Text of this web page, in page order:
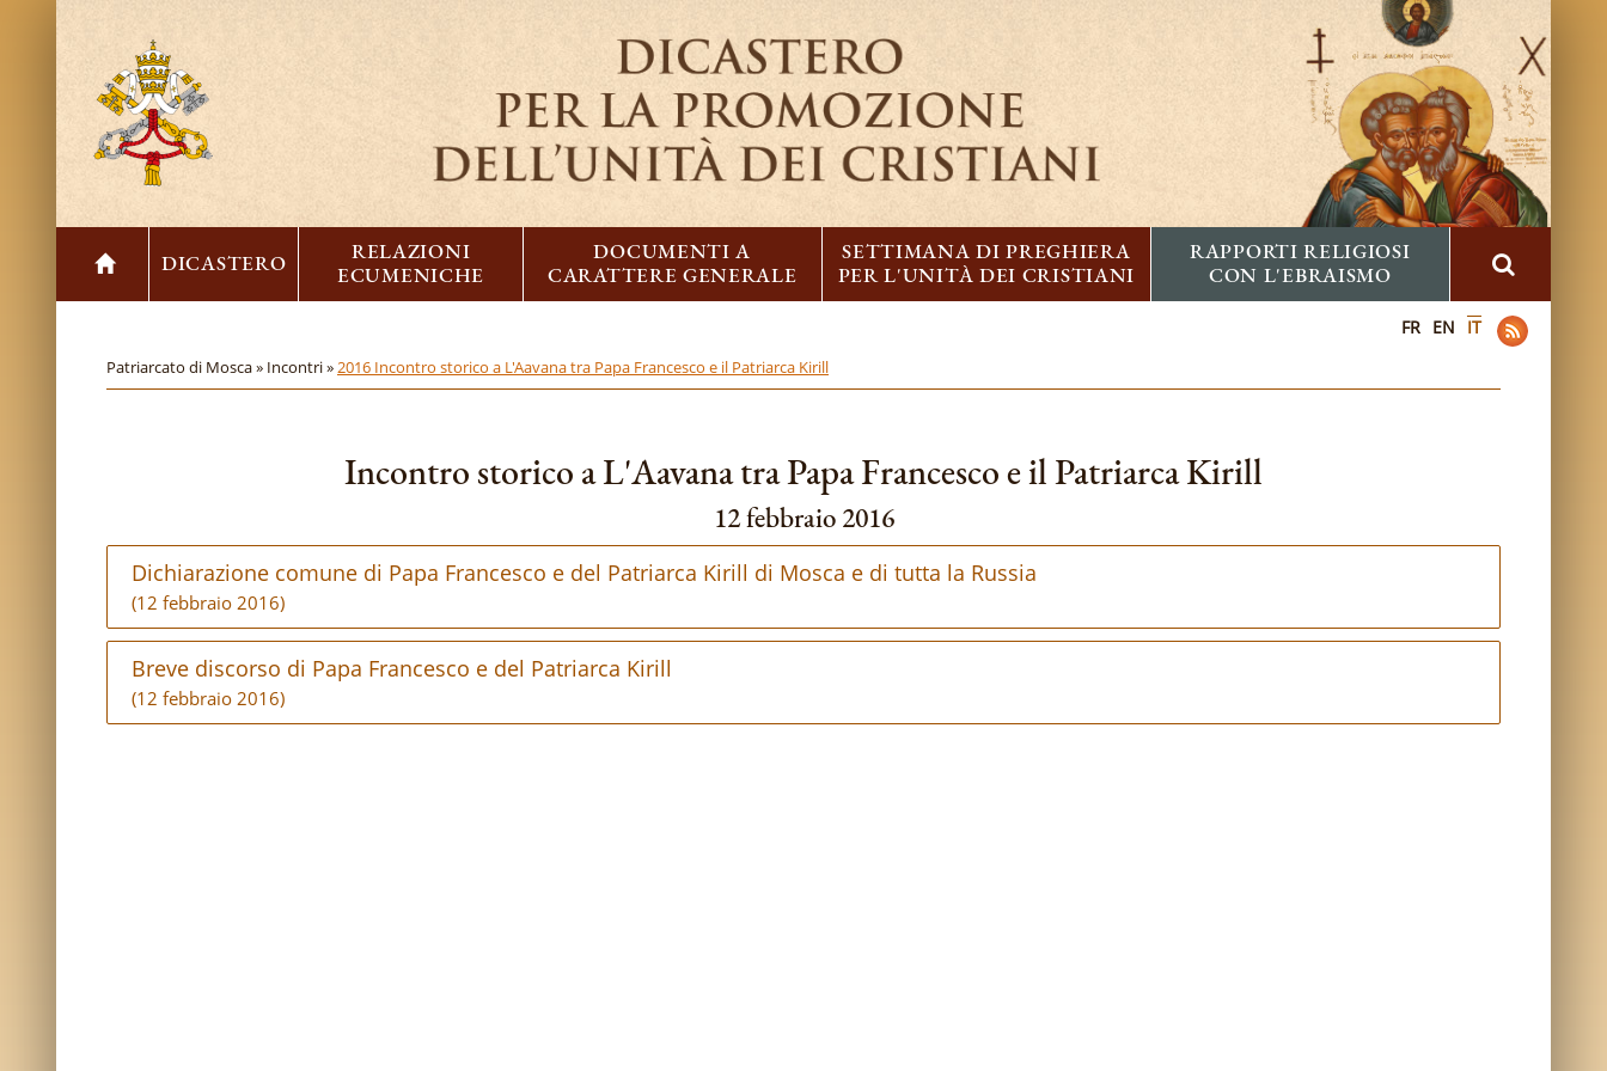
DICASTERO
RELAZIONI
ECUMENICHE
DOCUMENTI A
CARATTERE GENERALE
SETTIMANA DI PREGHIERA
PER L'UNITÀ DEI CRISTIANI
RAPPORTI RELIGIOSI
CON L'EBRAISMO
FR EN IT
Patriarcato di Mosca » Incontri »2016 Incontro storico a L'Aavana tra Papa Francesco e il Patriarca Kirill
Incontro storico a L'Aavana tra Papa Francesco e il Patriarca Kirill
12 febbraio 2016
Dichiarazione comune di Papa Francesco e del Patriarca Kirill di Mosca e di tutta la Russia
(12 febbraio 2016)
Breve discorso di Papa Francesco e del Patriarca Kirill
(12 febbraio 2016)